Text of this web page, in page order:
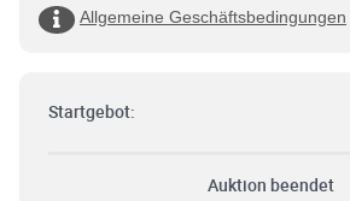
Allgemeine Geschäftsbedingungen
Startgebot:
Auktion beendet